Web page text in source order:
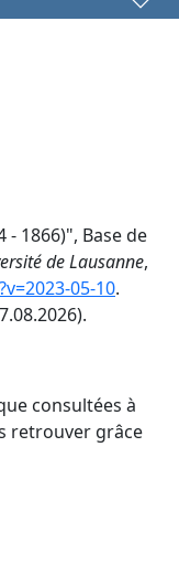
- 1866)", Base de
de Lausanne,
05-10.
consultées à
retrouver grâce